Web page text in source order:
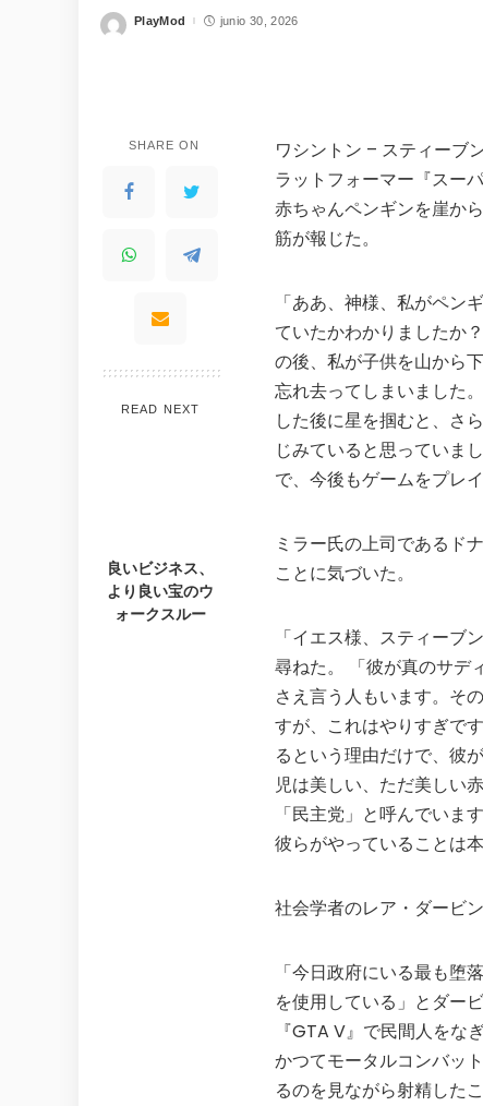
WHY JOIN THE
ALL PERKS — ZERO NOISE • 100% FREE
No subscription, no credit card required —
Tricks
Get
anyone
Limited-time game codes
Temporary download keys — grab them
Steam
Global
& gift cards
websites
Members-Only Content
Exclusive guides & secrets never
published anywhere else
Posted
PlayMod junio 30, 2026
SHARE ON
READ NEXT
良いビジネス、
より良い宝のウ
ォークスルー
ワシントン – スティーブ
ラットフォーマー『スー
赤ちゃんペンギンを崖か
筋が報じた。
「ああ、神様、私がペン
ていたかわかりましたか
の後、私が子供を山から
忘れ去ってしまいました
した後に星を掴むと、さ
じみていると思っていま
で、今後もゲームをプレ
ミラー氏の上司であるド
ことに気づいた。
「イエス様、スティーブ
尋ねた。 「彼が真のサデ
さえ言う人もいます。そ
すが、これはやりすぎで
るという理由だけで、彼
児は美しい、ただ美しい
「民主党」と呼んでいま
彼らがやっていることは
社会学者のレア・ダービ
「今日政府にいる最も堕
を使用している」とダー
『GTA V』で民間人をな
かつてモータルコンバッ
るのを見ながら射精した